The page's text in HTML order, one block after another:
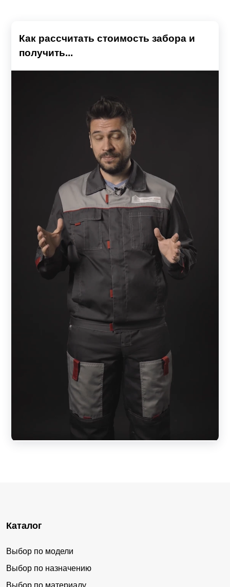
Как рассчитать стоимость забора и
получить...
Каталог
Выбор по модели
Выбор по назначению
Выбор по материалу